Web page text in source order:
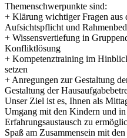
Themenschwerpunkte sind:
+ Klärung wichtiger Fragen aus
Aufsichtspflicht und
+ Wissensvertiefung in
Konfliktlösung
+ Kompetenztraining im
setzen
+ Anregungen zur Gestaltung
Gestaltung der
Unser Ziel ist es, Ihnen als
Umgang mit den Kindern und
Erfahrungsaustausch zu
Spaß am Zusammensein mit